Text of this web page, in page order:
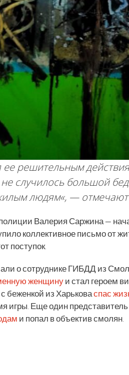
ее решительным
не случилось большой
людям«, —
Валерия Саржина —
коллективное письмо от
поступок.
о сотруднике ГИБДД из
женщинуи стал героем
беженкой из Харьковаспас
игры. Еще один
и попал в объектив смолян.